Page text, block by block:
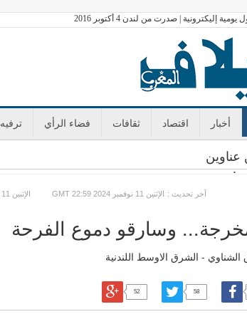
يومية إليكترونية | صدرت من لندن 4 أكتوبر 2016
أخبار اقتصاد ثقافات فضاء الرأي ترفيه
GMT الإثنين 11 نوفمبر 2024 22:00 GMT الإثنين 11 نوفمبر 2024 22:59 : آخر تحديث
وسارقو دموع الفرحة
- الشرق الاوسط اللندنية
58
52